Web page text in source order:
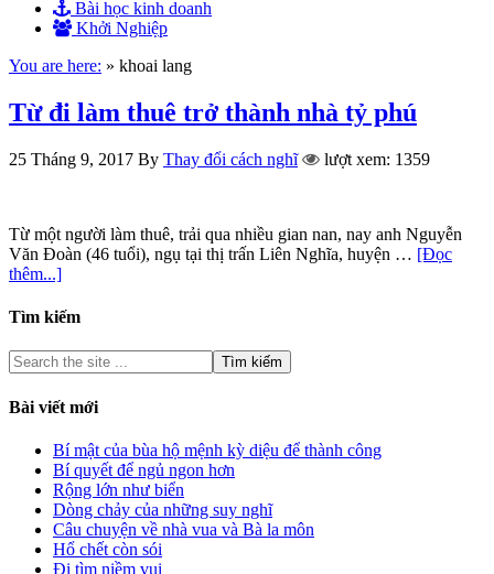
Bài học kinh doanh
Khởi Nghiệp
You are here: » khoai lang
Từ đi làm thuê trở thành nhà tỷ phú
25 Tháng 9, 2017 By Thay đổi cách nghĩ lượt xem: 1359
Từ một người làm thuê, trải qua nhiều gian nan, nay anh Nguyễn
Văn Đoàn (46 tuổi), ngụ tại thị trấn Liên Nghĩa, huyện … [Đọc
thêm...]
Tìm kiếm
Bài viết mới
Bí mật của bùa hộ mệnh kỳ diệu để thành công
Bí quyết để ngủ ngon hơn
Rộng lớn như biển
Dòng chảy của những suy nghĩ
Câu chuyện về nhà vua và Bà la môn
Hổ chết còn sói
Đi tìm niềm vui